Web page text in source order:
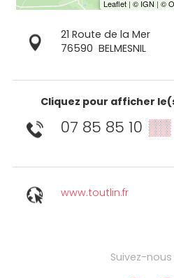
21 Route de la Mer
76590 BELMESNIL
Cliquez pour afficher
07 85 85 10 ▒▒
www.toutlin.fr
Suivez-nous